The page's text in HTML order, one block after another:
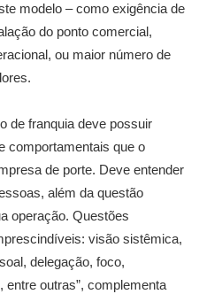
modelo – como exigência de
do ponto comercial,
ou maior número de
de franquia deve possuir
comportamentais que o
de porte. Deve entender
além da questão
operação. Questões
visão sistêmica,
delegação, foco,
entre outras”, complementa